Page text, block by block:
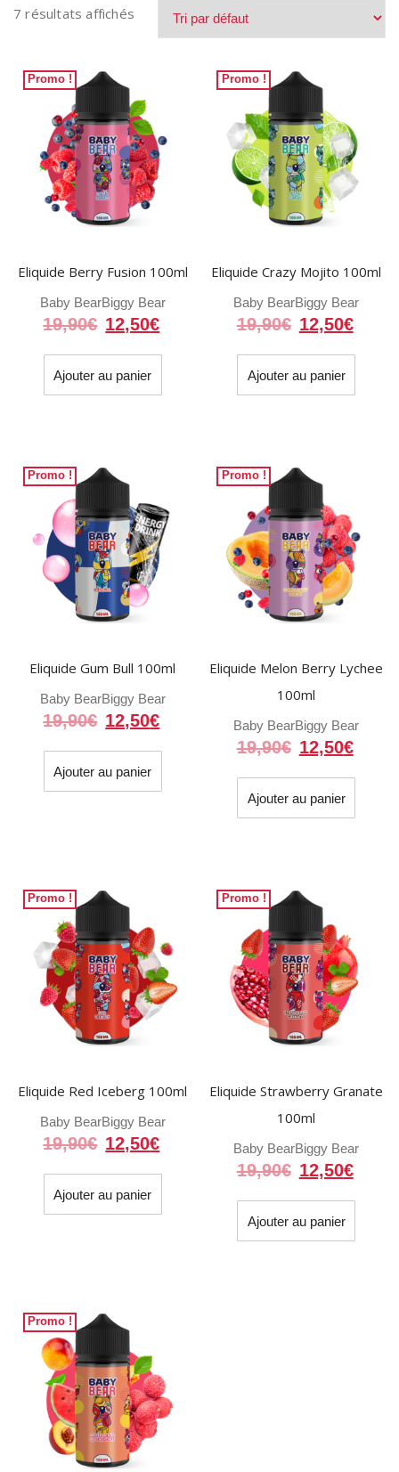
7 résultats affichés
Promo !
Eliquide Berry Fusion 100ml
Baby BearBiggy Bear
19,90€ Le
initial
était :
12,50€
est :
Ajouter au panier
Promo !
Eliquide Crazy Mojito 100ml
Baby BearBiggy Bear
19,90€ Le
initial
était :
12,50€
est :
Ajouter au panier
Promo !
Eliquide Gum Bull 100ml
Baby BearBiggy Bear
19,90€ Le
initial
était :
12,50€
est :
Ajouter au panier
Promo !
Eliquide Melon Berry Lychee
100ml
Baby BearBiggy Bear
19,90€ Le
initial
était :
12,50€
est :
Ajouter au panier
Promo !
Eliquide Red Iceberg 100ml
Baby BearBiggy Bear
19,90€ Le
initial
était :
12,50€
est :
Ajouter au panier
Promo !
Eliquide Strawberry Granate
100ml
Baby BearBiggy Bear
19,90€ Le
initial
était :
12,50€
est :
Ajouter au panier
Promo !